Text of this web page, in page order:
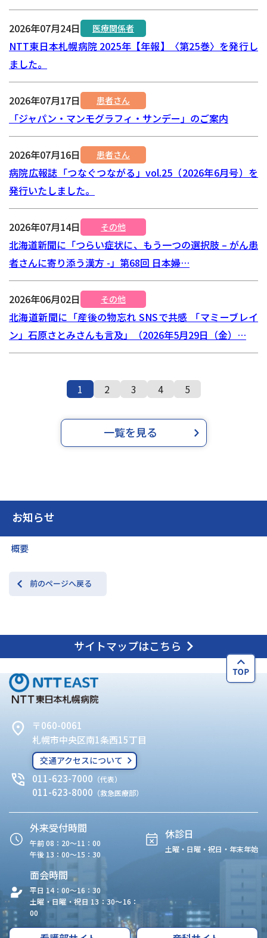
お知らせ
概要
前のページへ戻る
2026年07月24日 医療関係者
NTT東日本札幌病院 2025年【年報】〈第25巻〉を発行し
ました。
2026年07月17日 患者さん
「ジャパン・マンモグラフィ・サンデー」のご案内
2026年07月16日 患者さん
病院広報誌「つなぐつながる」vol.25（2026年6月号）を
発行いたしました。
2026年07月14日 その他
北海道新聞に「つらい症状に、もう一つの選択肢 – がん患
者さんに寄り添う漢方 -」第68回 日本婦…
2026年06月02日 その他
北海道新聞に「産後の物忘れ SNSで共感 「マミーブレイ
ン」石原さとみさんも言及」（2026年5月29日（金）…
1 2 3 4 5
一覧を見る
サイトマップはこちら
〒060-0061
札幌市中央区南1条西15丁目
交通アクセスについて
011-623-7000 （代表）
011-623-8000 （救急医療部）
外来受付時間
午前 08：20〜11：00
午後 13：00〜15：30
休診日
土曜・日曜・祝日・年末年始
面会時間
平日 14：00〜16：30
土曜・日曜・祝日 13：30〜16：
00